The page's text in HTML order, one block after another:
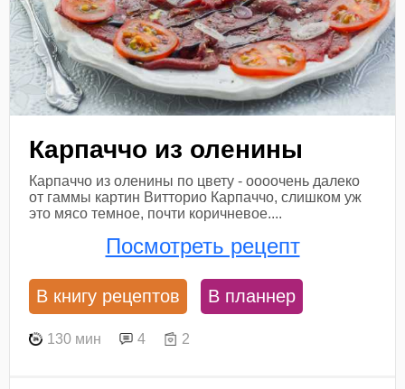
Карпаччо из оленины
Карпаччо из оленины по цвету - оооочень далеко
от гаммы картин Витторио Карпаччо, слишком уж
это мясо темное, почти коричневое....
Посмотреть рецепт
В книгу рецептов В планнер
130 мин 4 2